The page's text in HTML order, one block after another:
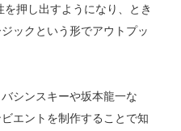
押し出すようになり、とき
ックという形でアウトプッ
シンスキーや坂本龍一な
エントを制作することで知